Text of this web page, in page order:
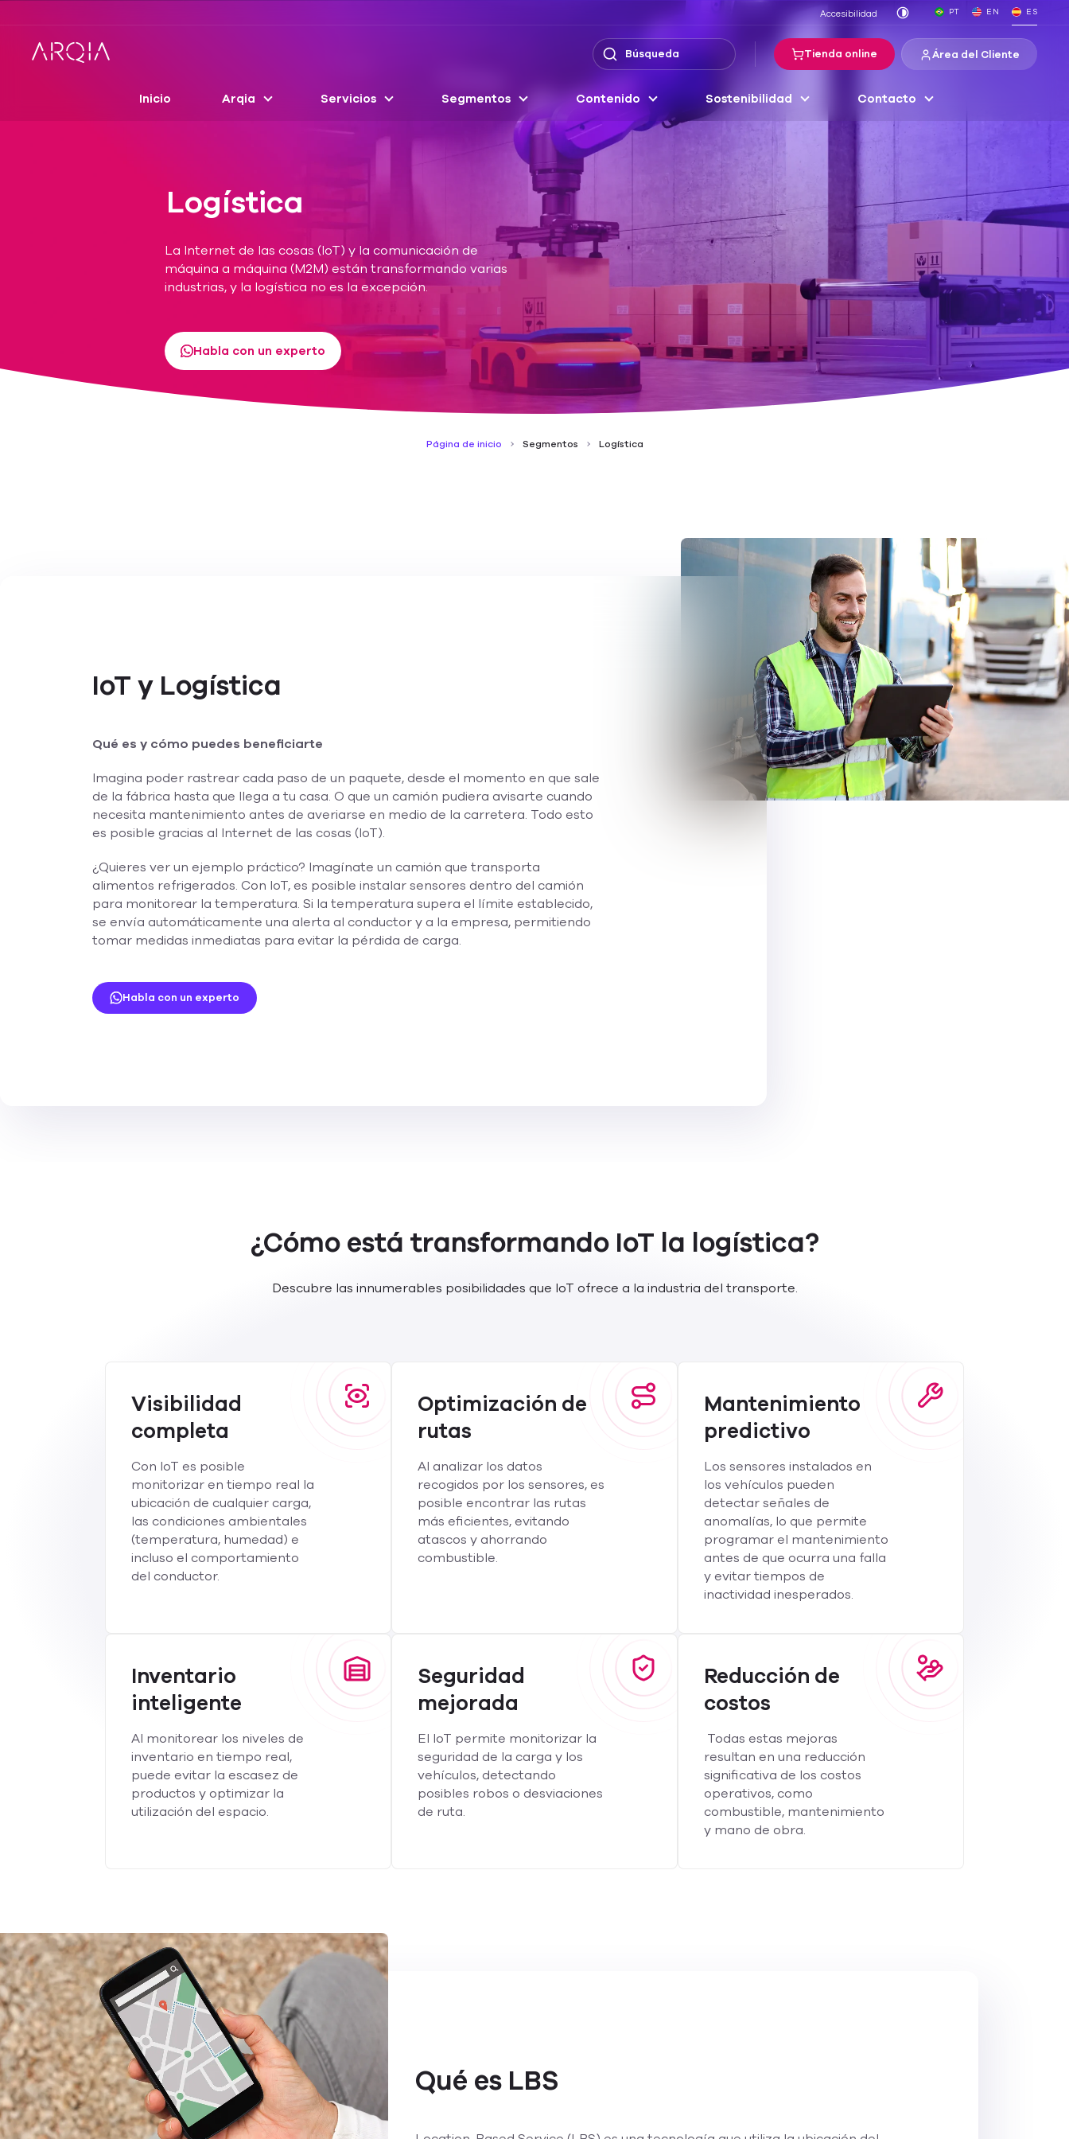
Accesibilidad PT EN ES
Tienda online Área del Cliente
Inicio Arqia Servicios Segmentos Contenido Sostenibilidad Contacto
Logística
La Internet de las cosas (IoT) y la comunicación de
máquina a máquina (M2M) están transformando varias
industrias, y la logística no es la excepción.
Habla con un experto
Página de inicio Segmentos Logística
IoT y Logística
Qué es y cómo puedes beneficiarte
Imagina poder rastrear cada paso de un paquete, desde el momento en que sale
de la fábrica hasta que llega a tu casa. O que un camión pudiera avisarte cuando
necesita mantenimiento antes de averiarse en medio de la carretera. Todo esto
es posible gracias al Internet de las cosas (IoT).
¿Quieres ver un ejemplo práctico? Imagínate un camión que transporta
alimentos refrigerados. Con IoT, es posible instalar sensores dentro del camión
para monitorear la temperatura. Si la temperatura supera el límite establecido,
se envía automáticamente una alerta al conductor y a la empresa, permitiendo
tomar medidas inmediatas para evitar la pérdida de carga.
Habla con un experto
¿Cómo está transformando IoT la logística?
Descubre las innumerables posibilidades que IoT ofrece a la industria del transporte.
Visibilidad
completa
Con IoT es posible
monitorizar en tiempo real la
ubicación de cualquier carga,
las condiciones ambientales
(temperatura, humedad) e
incluso el comportamiento
del conductor.
Optimización de
rutas
Al analizar los datos
recogidos por los sensores, es
posible encontrar las rutas
más eficientes, evitando
atascos y ahorrando
combustible.
Mantenimiento
predictivo
Los sensores instalados en
los vehículos pueden
detectar señales de
anomalías, lo que permite
programar el mantenimiento
antes de que ocurra una falla
y evitar tiempos de
inactividad inesperados.
Inventario
inteligente
Al monitorear los niveles de
inventario en tiempo real,
puede evitar la escasez de
productos y optimizar la
utilización del espacio.
Seguridad
mejorada
El IoT permite monitorizar la
seguridad de la carga y los
vehículos, detectando
posibles robos o desviaciones
de ruta.
Reducción de
costos
Todas estas mejoras
resultan en una reducción
significativa de los costos
operativos, como
combustible, mantenimiento
y mano de obra.
Qué es LBS